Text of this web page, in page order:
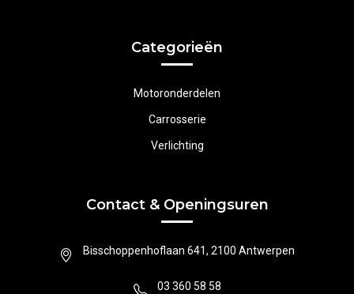
Categorieën
Motoronderdelen
Carrosserie
Verlichting
Contact & Openingsuren
Bisschoppenhoflaan 641, 2100 Antwerpen
03 360 58 58